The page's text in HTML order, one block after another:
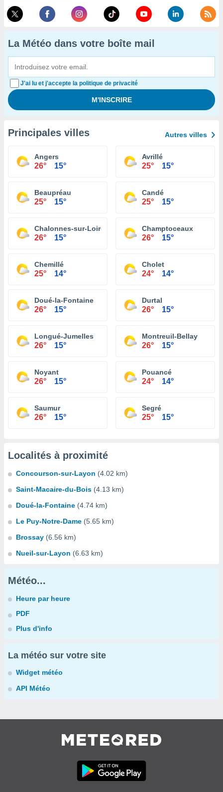
La Météo dans votre boîte mail
J'ai lu et j'accepte la politique de privacité
Principales villes Autres villes
Angers
26° 15°
Avrillé
25° 15°
Beaupréau
25° 15°
Candé
25° 15°
Chalonnes-sur-Loire
26° 15°
Champtoceaux
26° 15°
Chemillé
25° 14°
Cholet
24° 14°
Doué-la-Fontaine
26° 15°
Durtal
26° 15°
Longué-Jumelles
26° 15°
Montreuil-Bellay
26° 15°
Noyant
26° 15°
Pouancé
24° 14°
Saumur
26° 15°
Segré
25° 15°
Localités à proximité
Concourson-sur-Layon (4.02 km)
Saint-Macaire-du-Bois (4.13 km)
Doué-la-Fontaine (4.74 km)
Le Puy-Notre-Dame (5.65 km)
Brossay (6.56 km)
Nueil-sur-Layon (6.63 km)
Météo...
Heure par heure
PDF
Plus d'info
La météo sur votre site
Widget météo
API Météo